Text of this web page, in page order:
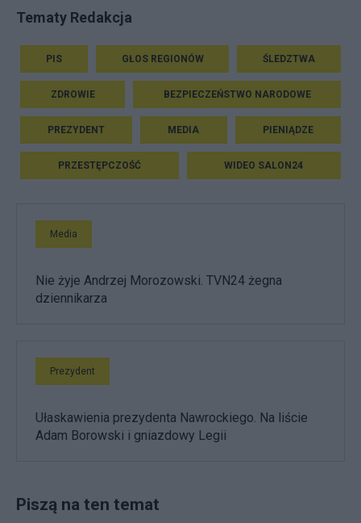
Tematy Redakcja
PIS GŁOS REGIONÓW ŚLEDZTWA
ZDROWIE BEZPIECZEŃSTWO NARODOWE
PREZYDENT MEDIA PIENIĄDZE
PRZESTĘPCZOŚĆ WIDEO SALON24
Media
Nie żyje Andrzej Morozowski. TVN24 żegna
dziennikarza
Prezydent
Ułaskawienia prezydenta Nawrockiego. Na liście
Adam Borowski i gniazdowy Legii
Piszą na ten temat